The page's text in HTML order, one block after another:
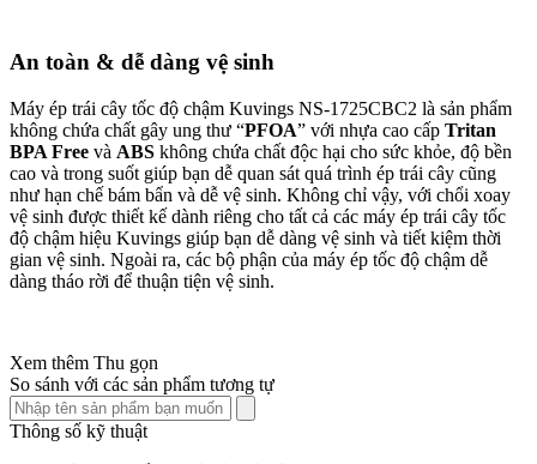
thống.
Hoạt động liên tục 30 phút cho ra lượng nước ép
đáng kể
Máy ép trái cây tốc độ chậm Kuvings NS-1725CBC2 với chế độ tự
động làm mát động cơ giúp máy hoạt động liên tục 30 phút mà
không bị nóng và cho ra khoảng 15-20 lít nước ép tùy từng nguyên
liệu. Ngoài ra, thang đo quy định mức chứa lượng nước ép tối đa
Hệ thống an toàn tự động